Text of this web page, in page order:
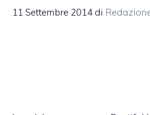
11 Settembre 2014 di